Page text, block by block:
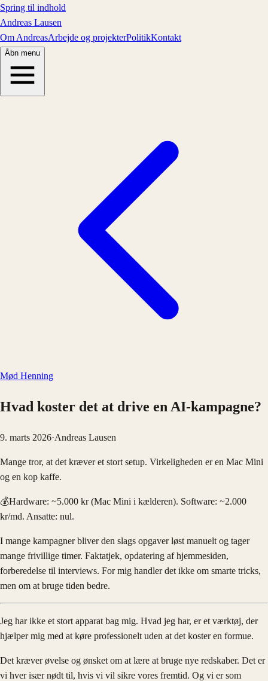
Spring til indhold
Andreas Lausen
Om AndreasArbejde og projekterPolitikKontakt
Åbn menu
Mød Henning
Hvad koster det at drive en AI-kampagne?
9. marts 2026·Andreas Lausen
Mange tror, at det kræver et stort setup. Virkeligheden er en Mac Mini
og en kop kaffe.
💰Hardware: ~5.000 kr (Mac Mini i kælderen). Software: ~2.000
kr/md. Ansatte: nul.
I mange kampagner bliver den slags opgaver løst manuelt og tager
mange frivillige timer. Faktatjek, opdatering af hjemmesiden,
forberedelse til interviews. For mig handler det ikke om smarte tricks,
men om at bruge tiden bedre.
Jeg har ikke et stort apparat bag mig. Hvad jeg har, er et værktøj, der
hjælper mig med at køre professionelt uden at det koster en formue.
Det kræver øvelse og ønsket om at lære at bruge nye redskaber. Det er
vi hver især nødt til, hvis vi vil sikre vores fremtid. Og vi er som